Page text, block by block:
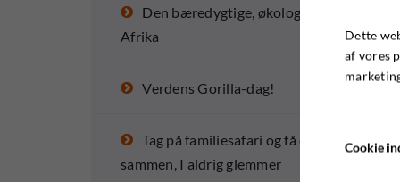
Den bæredygtige, økologiske farm i
Afrika
Verdens Gorilla-dag!
Tag på familiesafari og få en oplevelse
sammen, I aldrig glemmer
Dette
af vores
Cookie